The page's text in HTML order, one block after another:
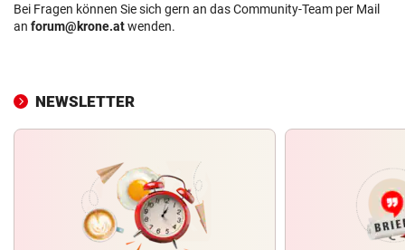
Bei Fragen können Sie sich gern an das Community-Team per Mail
an forum@krone.atwenden.
NEWSLETTER